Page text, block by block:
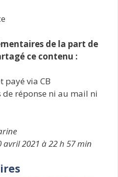
de la part de
ce contenu :
payé via CB
de réponse ni au mail ni
avril 2021 à 22 h 57 min